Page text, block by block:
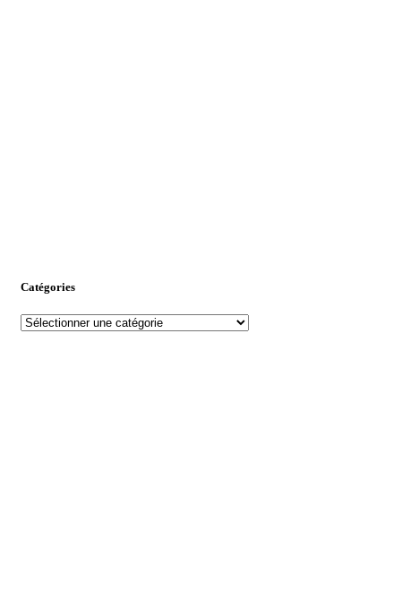
Catégories
Catégories